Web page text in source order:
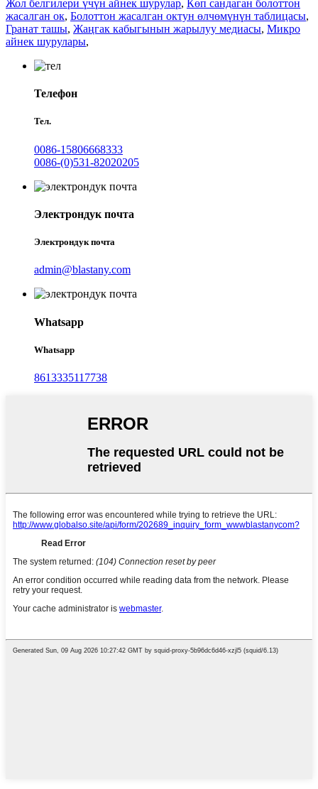
Жол белгилери үчүн айнек шурулар, Көп сандаган болоттон
жасалган ок, Болоттон жасалган октун өлчөмүнүн таблицасы,
Гранат ташы, Жаңгак кабыгынын жарылуу медиасы, Микро
айнек шурулары,
Телефон
Тел.
0086-15806668333
0086-(0)531-82020205
Электрондук почта
Электрондук почта
admin@blastany.com
Whatsapp
Whatsapp
8613335117738